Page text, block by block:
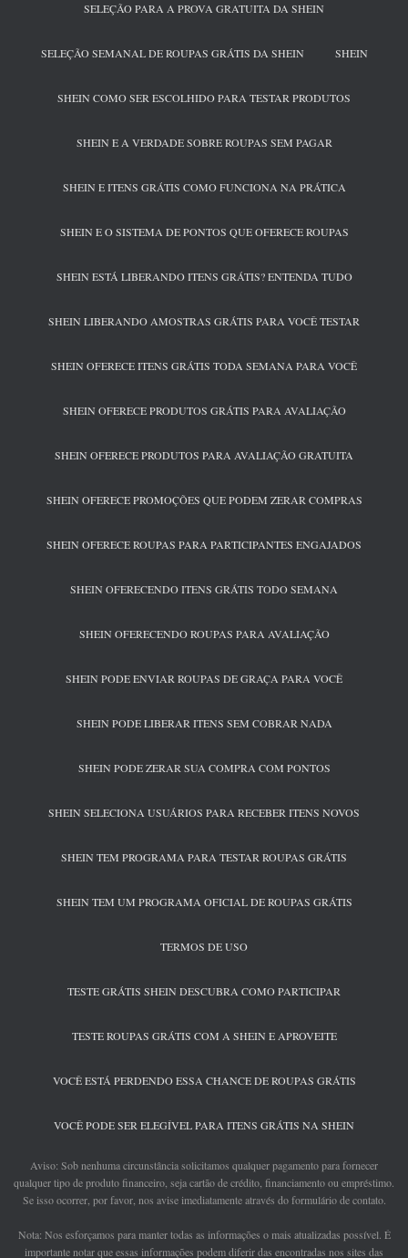
SELEÇÃO PARA A PROVA GRATUITA DA SHEIN
SELEÇÃO SEMANAL DE ROUPAS GRÁTIS DA SHEIN SHEIN
SHEIN COMO SER ESCOLHIDO PARA TESTAR PRODUTOS
SHEIN E A VERDADE SOBRE ROUPAS SEM PAGAR
SHEIN E ITENS GRÁTIS COMO FUNCIONA NA PRÁTICA
SHEIN E O SISTEMA DE PONTOS QUE OFERECE ROUPAS
SHEIN ESTÁ LIBERANDO ITENS GRÁTIS? ENTENDA TUDO
SHEIN LIBERANDO AMOSTRAS GRÁTIS PARA VOCÊ TESTAR
SHEIN OFERECE ITENS GRÁTIS TODA SEMANA PARA VOCÊ
SHEIN OFERECE PRODUTOS GRÁTIS PARA AVALIAÇÃO
SHEIN OFERECE PRODUTOS PARA AVALIAÇÃO GRATUITA
SHEIN OFERECE PROMOÇÕES QUE PODEM ZERAR COMPRAS
SHEIN OFERECE ROUPAS PARA PARTICIPANTES ENGAJADOS
SHEIN OFERECENDO ITENS GRÁTIS TODO SEMANA
SHEIN OFERECENDO ROUPAS PARA AVALIAÇÃO
SHEIN PODE ENVIAR ROUPAS DE GRAÇA PARA VOCÊ
SHEIN PODE LIBERAR ITENS SEM COBRAR NADA
SHEIN PODE ZERAR SUA COMPRA COM PONTOS
SHEIN SELECIONA USUÁRIOS PARA RECEBER ITENS NOVOS
SHEIN TEM PROGRAMA PARA TESTAR ROUPAS GRÁTIS
SHEIN TEM UM PROGRAMA OFICIAL DE ROUPAS GRÁTIS
TERMOS DE USO
TESTE GRÁTIS SHEIN DESCUBRA COMO PARTICIPAR
TESTE ROUPAS GRÁTIS COM A SHEIN E APROVEITE
VOCÊ ESTÁ PERDENDO ESSA CHANCE DE ROUPAS GRÁTIS
VOCÊ PODE SER ELEGÍVEL PARA ITENS GRÁTIS NA SHEIN
Aviso: Sob nenhuma circunstância solicitamos qualquer pagamento para fornecer
qualquer tipo de produto financeiro, seja cartão de crédito, financiamento ou empréstimo.
Se isso ocorrer, por favor, nos avise imediatamente através do formulário de contato.
Nota: Nos esforçamos para manter todas as informações o mais atualizadas possível. É
importante notar que essas informações podem diferir das encontradas nos sites das